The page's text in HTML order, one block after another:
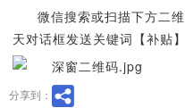
微信搜索或扫描下方二
天对话框发送关键词【补贴
分享到：